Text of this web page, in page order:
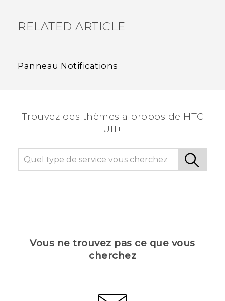
RELATED ARTICLE
Panneau Notifications
Trouvez des thèmes a propos de HTC
U11+
Vous ne trouvez pas ce que vous
cherchez